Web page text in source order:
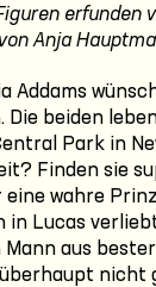
erfunden
Anja
Addams
Die beiden
Park in
Finden sie
eine wahre
in Lucas
aus
nicht